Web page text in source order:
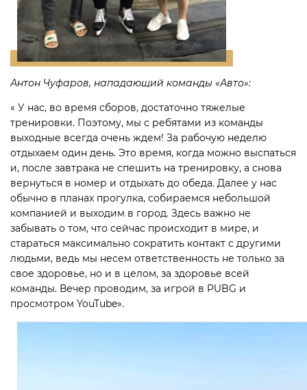
Антон Чуфаров, нападающий команды «Авто»:
« У нас, во время сборов, достаточно тяжелые
тренировки. Поэтому, мы с ребятами из команды
выходные всегда очень ждем! За рабочую неделю
отдыхаем один день. Это время, когда можно выспаться
и, после завтрака не спешить на тренировку, а снова
вернуться в номер и отдыхать до обеда. Далее у нас
обычно в планах прогулка, собираемся небольшой
компанией и выходим в город. Здесь важно не
забывать о том, что сейчас происходит в мире, и
стараться максимально сократить контакт с другими
людьми, ведь мы несем ответственность не только за
свое здоровье, но и в целом, за здоровье всей
команды. Вечер проводим, за игрой в PUBG и
просмотром YouTube».